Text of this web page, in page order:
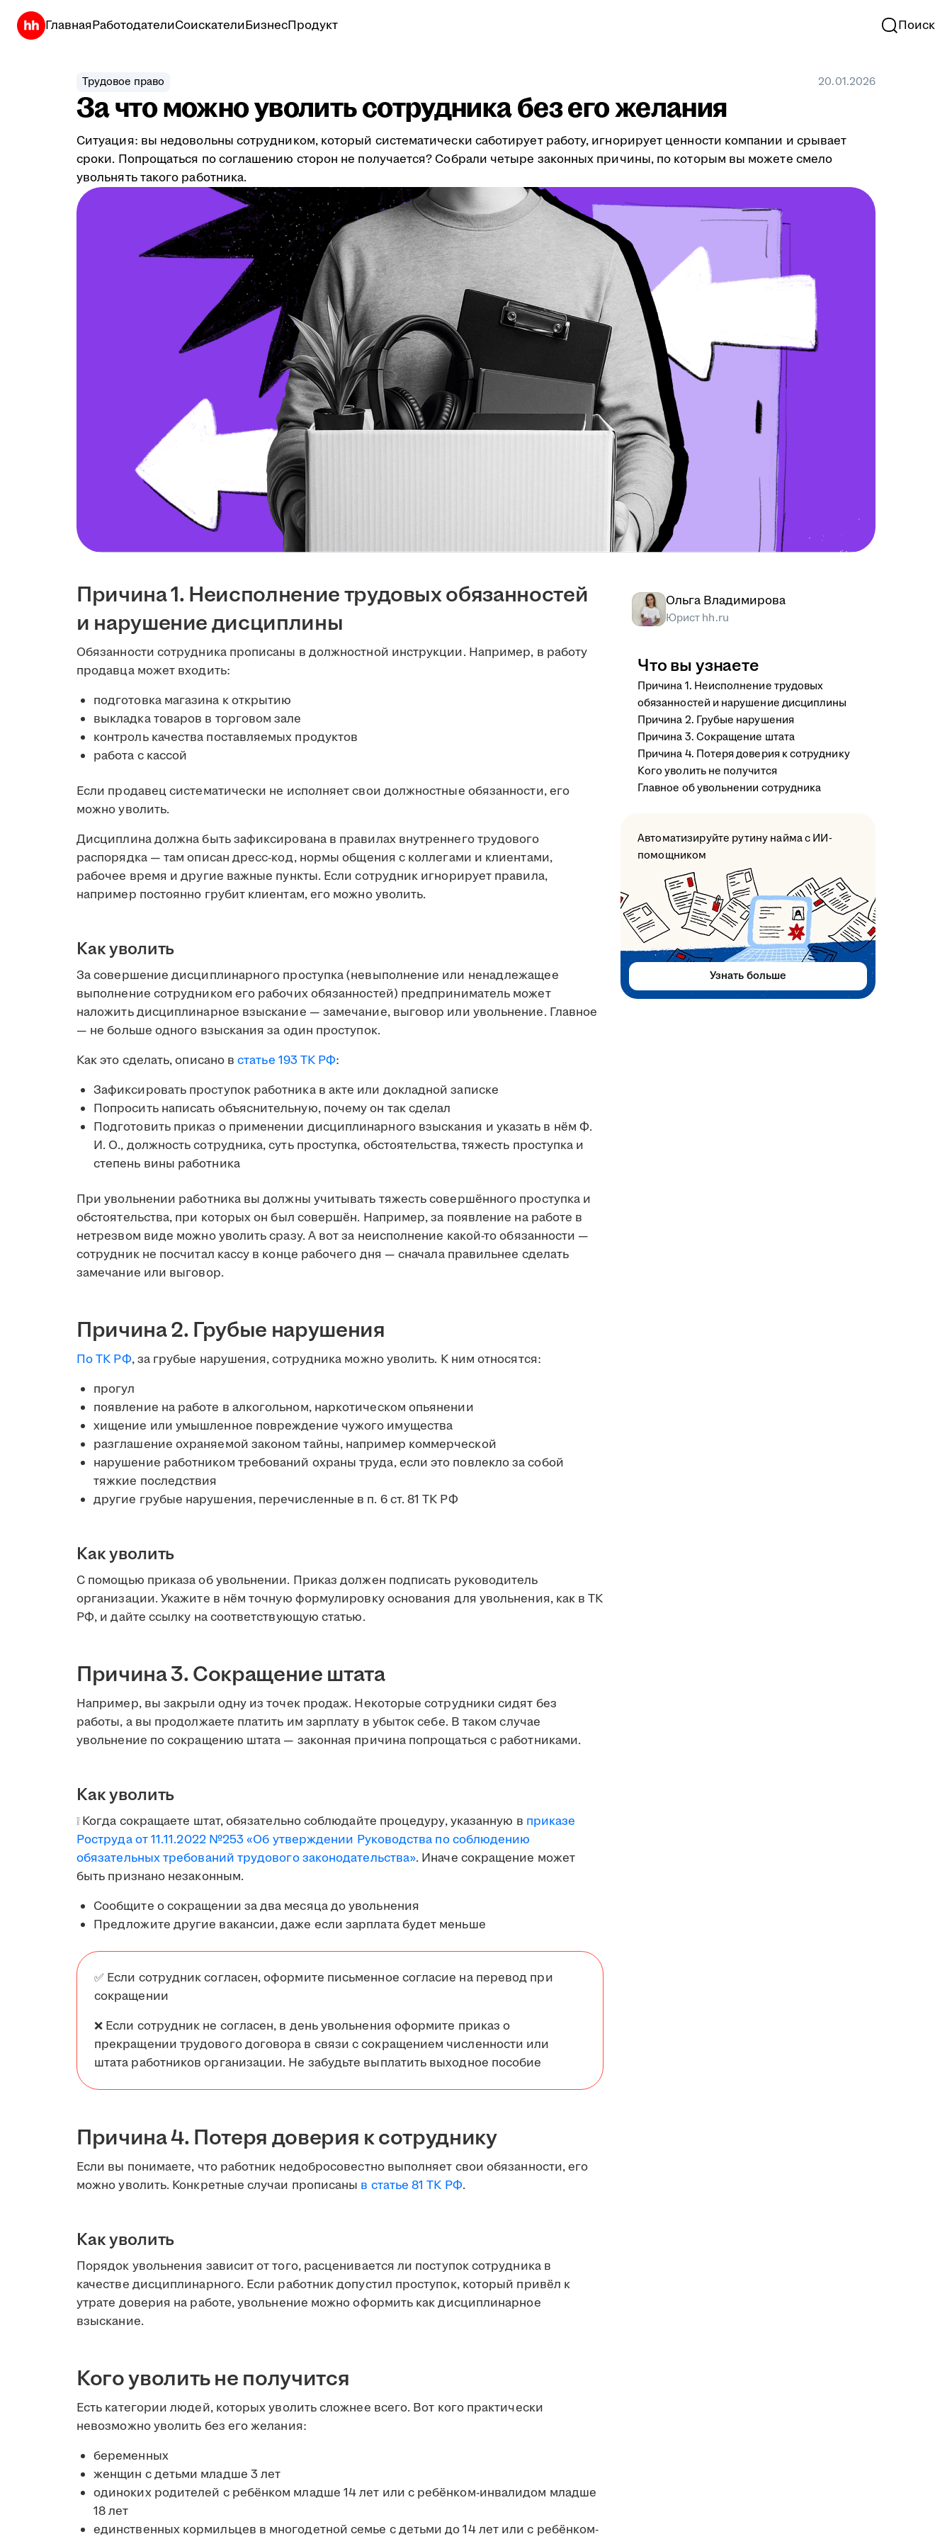
ГлавнаяРаботодателиСоискателиБизнесПродукт Поиск
Трудовое право 20.01.2026
За что можно уволить сотрудника без его желания
Ситуация: вы недовольны сотрудником, который систематически саботирует работу, игнорирует ценности компании и срывает
сроки. Попрощаться по соглашению сторон не получается? Собрали четыре законных причины, по которым вы можете смело
увольнять такого работника.
Причина 1. Неисполнение трудовых обязанностей
и нарушение дисциплины
Обязанности сотрудника прописаны в должностной инструкции. Например, в работу
продавца может входить:
подготовка магазина к открытию
выкладка товаров в торговом зале
контроль качества поставляемых продуктов
работа с кассой
Если продавец систематически не исполняет свои должностные обязанности, его
можно уволить.
Дисциплина должна быть зафиксирована в правилах внутреннего трудового
распорядка — там описан дресс-код, нормы общения с коллегами и клиентами,
рабочее время и другие важные пункты. Если сотрудник игнорирует правила,
например постоянно грубит клиентам, его можно уволить.
Как уволить
За совершение дисциплинарного проступка (невыполнение или ненадлежащее
выполнение сотрудником его рабочих обязанностей) предприниматель может
наложить дисциплинарное взыскание — замечание, выговор или увольнение. Главное
— не больше одного взыскания за один проступок.
Как это сделать, описано встатье 193 ТК РФ:
Зафиксировать проступок работника в акте или докладной записке
Попросить написать объяснительную, почему он так сделал
Подготовить приказ о применении дисциплинарного взыскания и указать в нём Ф.
И. О., должность сотрудника, суть проступка, обстоятельства, тяжесть проступка и
степень вины работника
При увольнении работника вы должны учитывать тяжесть совершённого проступка и
обстоятельства, при которых он был совершён. Например, за появление на работе в
нетрезвом виде можно уволить сразу. А вот за неисполнение какой-то обязанности —
сотрудник не посчитал кассу в конце рабочего дня — сначала правильнее сделать
замечание или выговор.
Причина 2. Грубые нарушения
По ТК РФ, за грубые нарушения, сотрудника можно уволить. К ним относятся:
прогул
появление на работе в алкогольном, наркотическом опьянении
хищение или умышленное повреждение чужого имущества
разглашение охраняемой законом тайны, например коммерческой
нарушение работником требований охраны труда, если это повлекло за собой
тяжкие последствия
другие грубые нарушения, перечисленные в п. 6 ст. 81 ТК РФ
Как уволить
С помощью приказа об увольнении. Приказ должен подписать руководитель
организации. Укажите в нём точную формулировку основания для увольнения, как в ТК
РФ, и дайте ссылку на соответствующую статью.
Причина 3. Сокращение штата
Например, вы закрыли одну из точек продаж. Некоторые сотрудники сидят без
работы, а вы продолжаете платить им зарплату в убыток себе. В таком случае
увольнение по сокращению штата — законная причина попрощаться с работниками.
Как уволить
❕ Когда сокращаете штат, обязательно соблюдайте процедуру, указанную в приказе
Роструда от 11.11.2022 №253 «Об утверждении Руководства по соблюдению
обязательных требований трудового законодательства». Иначе сокращение может
быть признано незаконным.
Сообщите о сокращении за два месяца до увольнения
Предложите другие вакансии, даже если зарплата будет меньше
✅ Если сотрудник согласен, оформите письменное согласие на перевод при
сокращении
❌ Если сотрудник не согласен, в день увольнения оформите приказ о
прекращении трудового договора в связи с сокращением численности или
штата работников организации. Не забудьте выплатить выходное пособие
Причина 4. Потеря доверия к сотруднику
Если вы понимаете, что работник недобросовестно выполняет свои обязанности, его
можно уволить. Конкретные случаи прописаны в статье 81 ТК РФ.
Как уволить
Порядок увольнения зависит от того, расценивается ли поступок сотрудника в
качестве дисциплинарного. Если работник допустил проступок, который привёл к
утрате доверия на работе, увольнение можно оформить как дисциплинарное
взыскание.
Кого уволить не получится
Есть категории людей, которых уволить сложнее всего. Вот кого практически
невозможно уволить без его желания:
беременных
женщин с детьми младше 3 лет
одиноких родителей с ребёнком младше 14 лет или с ребёнком-инвалидом младше
18 лет
единственных кормильцев в многодетной семье с детьми до 14 лет или с ребёнком-
Ольга Владимирова
Юрист hh.ru
Что вы узнаете
Причина 1. Неисполнение трудовых
обязанностей и нарушение дисциплины
Причина 2. Грубые нарушения
Причина 3. Сокращение штата
Причина 4. Потеря доверия к сотруднику
Кого уволить не получится
Главное об увольнении сотрудника
Автоматизируйте рутину найма с ИИ-
помощником
Узнать больше